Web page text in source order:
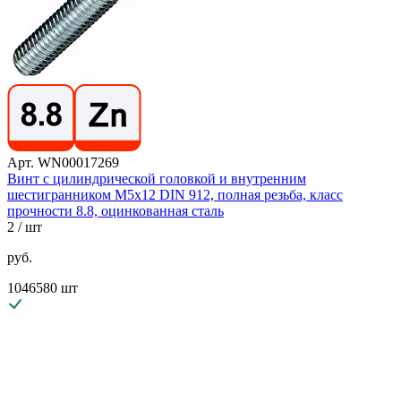
Арт. WN00017269
Винт с цилиндрической головкой и внутренним
шестигранником М5х12 DIN 912, полная резьба, класс
прочности 8.8, оцинкованная сталь
2 / шт
руб.
1046580 шт